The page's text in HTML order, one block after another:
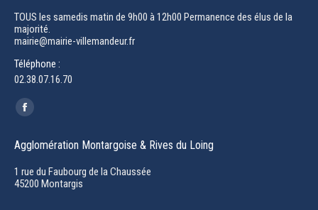
TOUS les samedis matin de 9h00 à 12h00 Permanence des élus de la
majorité.
mairie@mairie-villemandeur.fr
Téléphone :
02.38.07.16.70
Trouvez nous sur :
Facebook
opens
in
new
Agglomération Montargoise & Rives du Loing
1 rue du Faubourg de la Chaussée
45200 Montargis